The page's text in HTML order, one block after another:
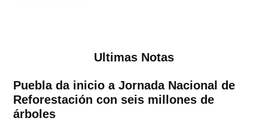
Ultimas Notas
Puebla da inicio a Jornada Nacional de
Reforestación con seis millones de
árboles